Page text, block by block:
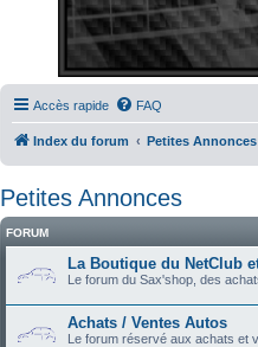
Accès rapide FAQ
Index du forum Petites Annonces
Petites Annonces
FORUM
La Boutique du NetClub
Le forum du Sax'shop, des
Achats / Ventes Autos
Le forum réservé aux achats et